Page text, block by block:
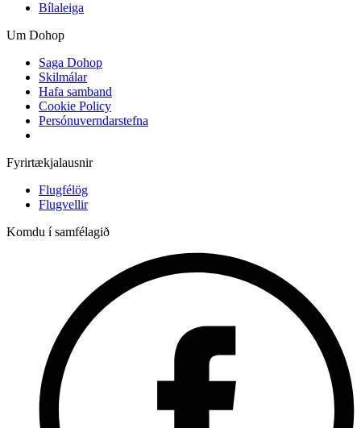
Bílaleiga
Um Dohop
Saga Dohop
Skilmálar
Hafa samband
Cookie Policy
Persónuverndarstefna
Fyrirtækjalausnir
Flugfélög
Flugvellir
Komdu í samfélagið